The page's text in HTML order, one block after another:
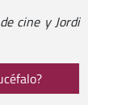
cine y Jordi